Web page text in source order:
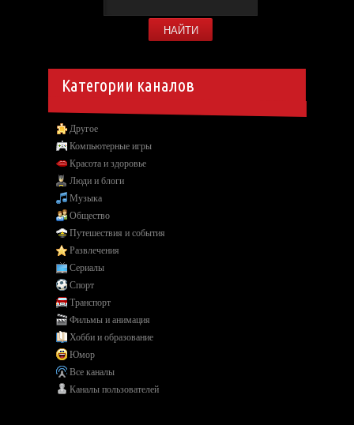
Категории каналов
Другое
Компьютерные игры
Красота и здоровье
Люди и блоги
Музыка
Общество
Путешествия и события
Развлечения
Сериалы
Спорт
Транспорт
Фильмы и анимация
Хобби и образование
Юмор
Все каналы
Каналы пользователей